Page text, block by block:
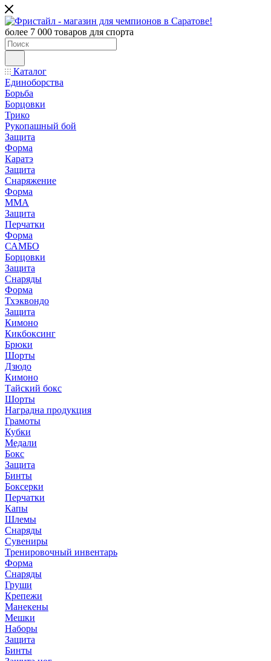
более 7 000 товаров для спорта
Каталог
Единоборства
Борьба
Борцовки
Трико
Рукопашный бой
Защита
Форма
Каратэ
Защита
Снаряжение
Форма
ММА
Защита
Перчатки
Форма
САМБО
Борцовки
Защита
Снаряды
Форма
Тхэквондо
Защита
Кимоно
Кикбоксинг
Брюки
Шорты
Дзюдо
Кимоно
Тайский бокс
Шорты
Наградна продукция
Грамоты
Кубки
Медали
Бокс
Защита
Бинты
Боксерки
Перчатки
Капы
Шлемы
Снаряды
Сувениры
Тренировочный инвентарь
Форма
Снаряды
Груши
Крепежи
Манекены
Мешки
Наборы
Защита
Бинты